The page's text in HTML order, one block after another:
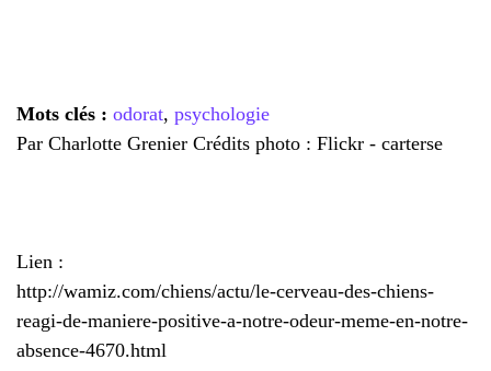
Mots clés : odorat, psychologie
Par Charlotte Grenier Crédits photo : Flickr - carterse
Lien :
http://wamiz.com/chiens/actu/le-cerveau-des-chiens-
reagi-de-maniere-positive-a-notre-odeur-meme-en-notre-
absence-4670.html